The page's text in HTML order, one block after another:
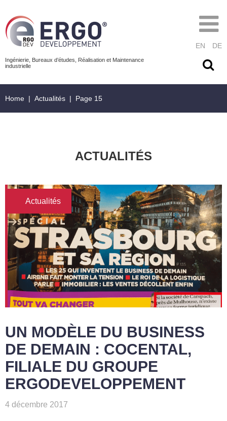
Ingénierie, Bureaux d’études, Réalisation et Maintenance
industrielle
EN DE
Home | Actualités | Page 15
ACTUALITÉS
Actualités
UN MODÈLE DU BUSINESS
DE DEMAIN : COCENTAL,
FILIALE DU GROUPE
ERGODEVELOPPEMENT
4 décembre 2017